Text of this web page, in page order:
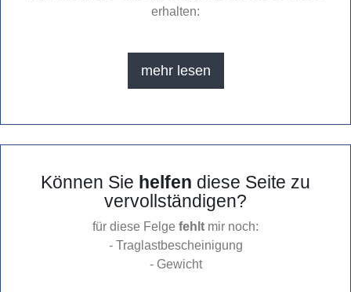
erhalten:
mehr lesen
Können Sie helfen diese Seite zu
vervollständigen?
für diese Felge fehlt mir noch:
- Traglastbescheinigung
- Gewicht